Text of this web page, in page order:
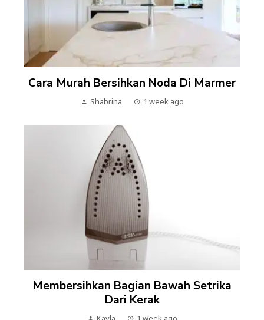
Cara Murah Bersihkan Noda Di Marmer
Shabrina 1 week ago
Membersihkan Bagian Bawah Setrika
Dari Kerak